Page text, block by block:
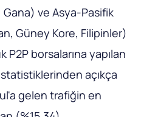
ve Asya-Pasifik
Güney Kore, Filipinler)
P2P borsalarına yapılan
açıkça
gelen trafiğin en